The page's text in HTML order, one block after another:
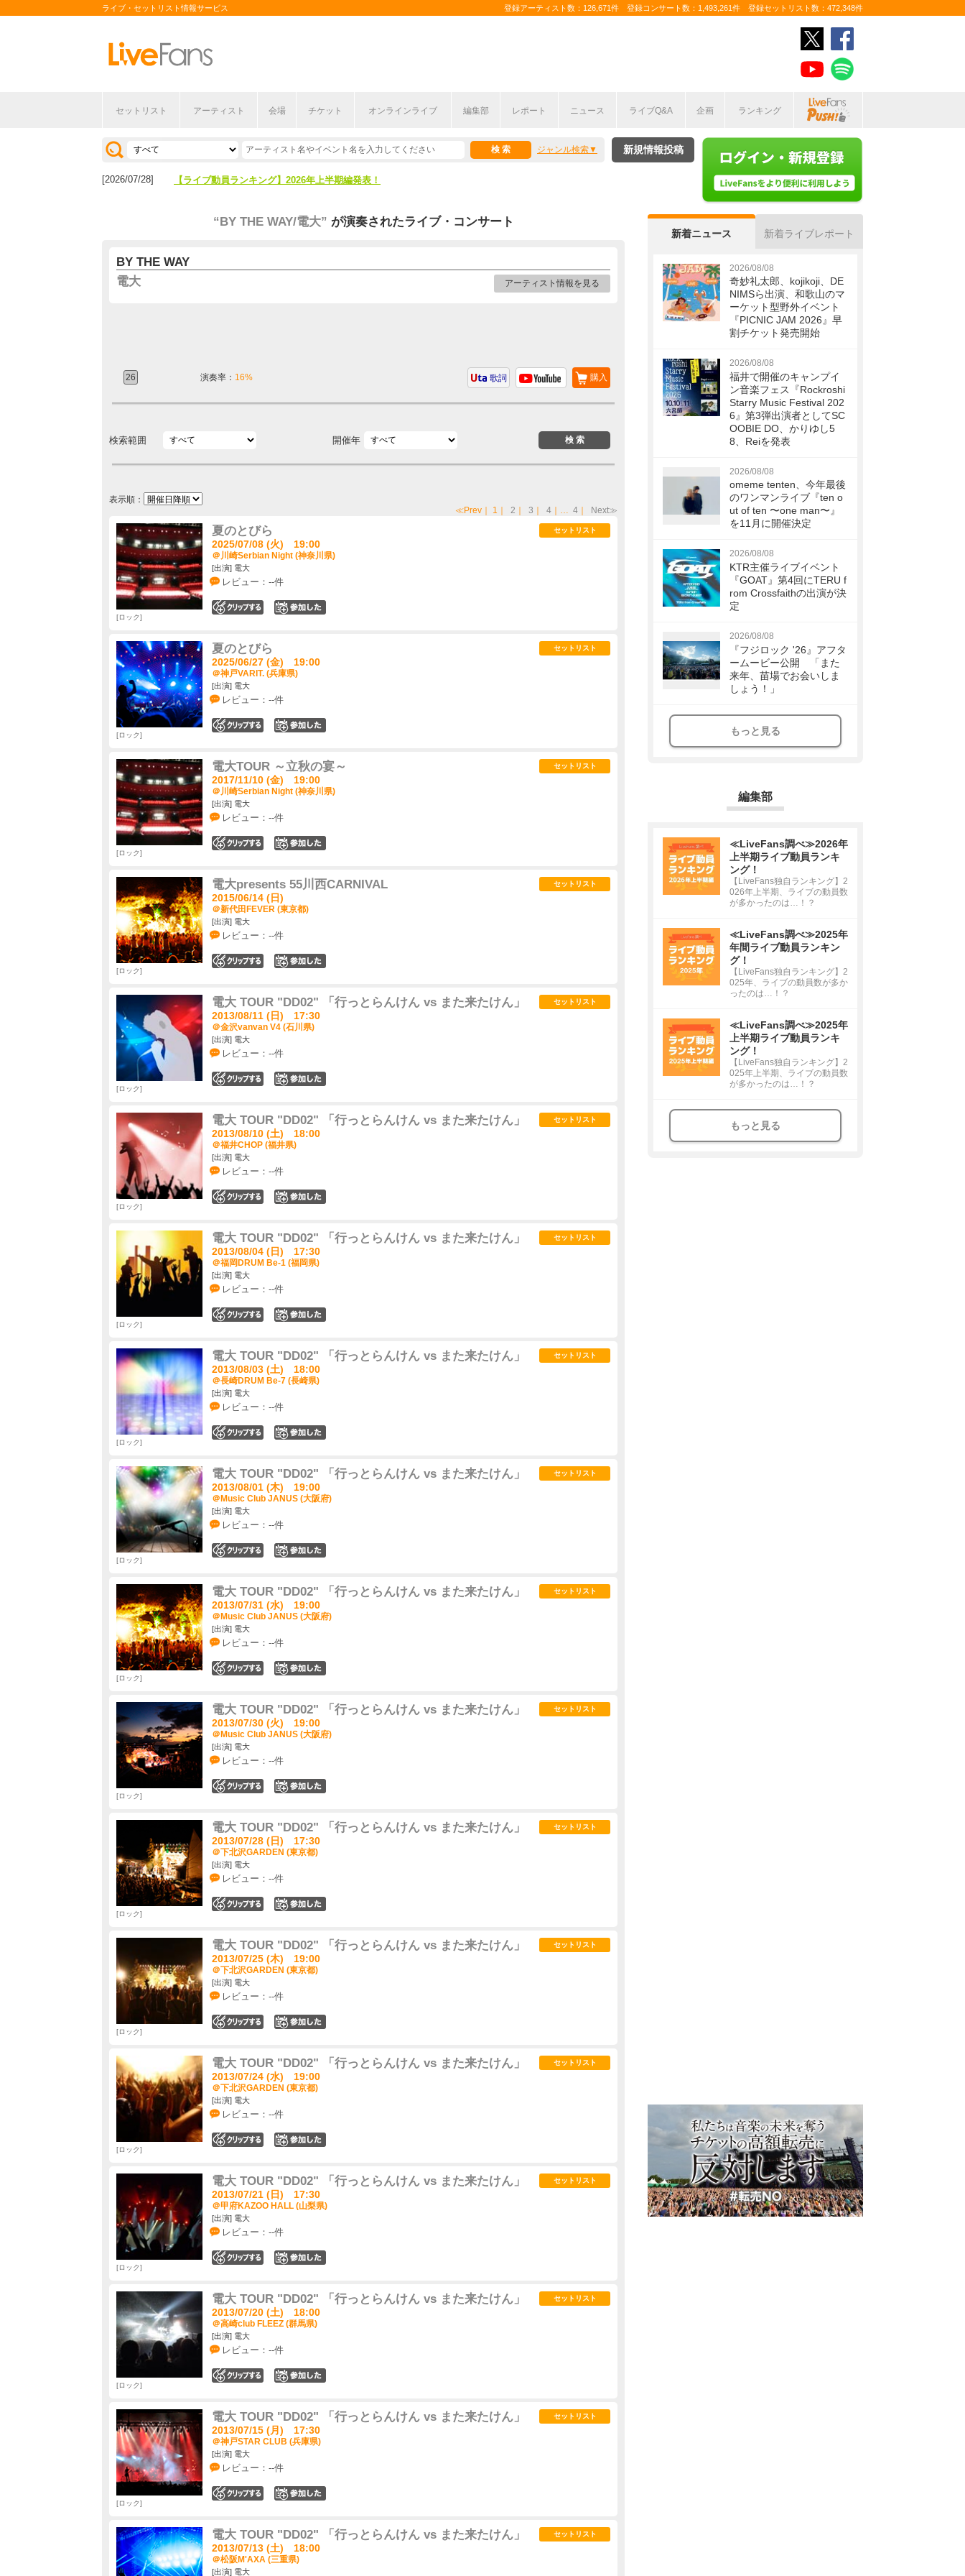
ライブ・セットリスト情報サービス 登録アーティスト数：126,671件 登録コンサート数：1,493,261件 登録セットリスト数：472,348件
セットリスト アーティスト 会場 チケット オンラインライブ 編集部 レポート ニュース ライブQ&A 企画 ランキング
ジャンル検索
[2026/04/27] 【フェス特集2026】フェス情報はここから！
[2026/07/28] 【ライブ動員ランキング】2026年上半期編発表！
新規情報投稿
“BY THE WAY/電大” が演奏されたライブ・コンサート
BY THE WAY
電大
アーティスト情報を見る
26 演奏率： 16% 購入
歌詞
検索範囲 開催年
表示順：
≪Prev ｜ 1 ｜ 2 ｜ 3 ｜ 4 ｜… 4 ｜ Next≫
夏のとびら
2025/07/08 (火) 19:00
＠川崎Serbian Night (神奈川県)
[出演] 電大
レビュー：--件
セットリスト
ロック
夏のとびら
2025/06/27 (金) 19:00
＠神戸VARIT. (兵庫県)
[出演] 電大
レビュー：--件
セットリスト
ロック
電大TOUR ～立秋の宴～
2017/11/10 (金) 19:00
＠川崎Serbian Night (神奈川県)
[出演] 電大
レビュー：--件
セットリスト
ロック
電大presents 55川西CARNIVAL
2015/06/14 (日)
＠新代田FEVER (東京都)
[出演] 電大
レビュー：--件
セットリスト
ロック
電大 TOUR "DD02" 「行っとらんけん vs また来たけん」
2013/08/11 (日) 17:30
＠金沢vanvan V4 (石川県)
[出演] 電大
レビュー：--件
セットリスト
ロック
電大 TOUR "DD02" 「行っとらんけん vs また来たけん」
2013/08/10 (土) 18:00
＠福井CHOP (福井県)
[出演] 電大
レビュー：--件
セットリスト
ロック
電大 TOUR "DD02" 「行っとらんけん vs また来たけん」
2013/08/04 (日) 17:30
＠福岡DRUM Be-1 (福岡県)
[出演] 電大
レビュー：--件
セットリスト
ロック
電大 TOUR "DD02" 「行っとらんけん vs また来たけん」
2013/08/03 (土) 18:00
＠長崎DRUM Be-7 (長崎県)
[出演] 電大
レビュー：--件
セットリスト
ロック
電大 TOUR "DD02" 「行っとらんけん vs また来たけん」
2013/08/01 (木) 19:00
＠Music Club JANUS (大阪府)
[出演] 電大
レビュー：--件
セットリスト
ロック
電大 TOUR "DD02" 「行っとらんけん vs また来たけん」
2013/07/31 (水) 19:00
＠Music Club JANUS (大阪府)
[出演] 電大
レビュー：--件
セットリスト
ロック
電大 TOUR "DD02" 「行っとらんけん vs また来たけん」
2013/07/30 (火) 19:00
＠Music Club JANUS (大阪府)
[出演] 電大
レビュー：--件
セットリスト
ロック
電大 TOUR "DD02" 「行っとらんけん vs また来たけん」
2013/07/28 (日) 17:30
＠下北沢GARDEN (東京都)
[出演] 電大
レビュー：--件
セットリスト
ロック
電大 TOUR "DD02" 「行っとらんけん vs また来たけん」
2013/07/25 (木) 19:00
＠下北沢GARDEN (東京都)
[出演] 電大
レビュー：--件
セットリスト
ロック
電大 TOUR "DD02" 「行っとらんけん vs また来たけん」
2013/07/24 (水) 19:00
＠下北沢GARDEN (東京都)
[出演] 電大
レビュー：--件
セットリスト
ロック
電大 TOUR "DD02" 「行っとらんけん vs また来たけん」
2013/07/21 (日) 17:30
＠甲府KAZOO HALL (山梨県)
[出演] 電大
レビュー：--件
セットリスト
ロック
電大 TOUR "DD02" 「行っとらんけん vs また来たけん」
2013/07/20 (土) 18:00
＠高崎club FLEEZ (群馬県)
[出演] 電大
レビュー：--件
セットリスト
ロック
電大 TOUR "DD02" 「行っとらんけん vs また来たけん」
2013/07/15 (月) 17:30
＠神戸STAR CLUB (兵庫県)
[出演] 電大
レビュー：--件
セットリスト
ロック
電大 TOUR "DD02" 「行っとらんけん vs また来たけん」
2013/07/13 (土) 18:00
＠松阪M'AXA (三重県)
[出演] 電大
セットリスト
新着ニュース 新着ライブレポート
2026/08/08
奇妙礼太郎、kojikoji、DE
NIMSら出演、和歌山のマ
ーケット型野外イベント
『PICNIC JAM 2026』早
割チケット発売開始
2026/08/08
福井で開催のキャンプイ
ン音楽フェス『Rockroshi
Starry Music Festival 202
6』第3弾出演者としてSC
OOBIE DO、かりゆし5
8、Reiを発表
2026/08/08
omeme tenten、今年最後
のワンマンライブ『ten o
ut of ten 〜one man〜』
を11月に開催決定
2026/08/08
KTR主催ライブイベント
『GOAT』第4回にTERU f
rom Crossfaithの出演が決
定
2026/08/08
『フジロック '26』アフタ
ームービー公開 「また
来年、苗場でお会いしま
しょう！」
もっと見る
編集部
≪LiveFans調べ≫2026年
上半期ライブ動員ランキ
ング！
【LiveFans独自ランキング】2
026年上半期、ライブの動員数
が多かったのは…！？
≪LiveFans調べ≫2025年
年間ライブ動員ランキン
グ！
【LiveFans独自ランキング】2
025年、ライブの動員数が多か
ったのは…！？
≪LiveFans調べ≫2025年
上半期ライブ動員ランキ
ング！
【LiveFans独自ランキング】2
025年上半期、ライブの動員数
が多かったのは…！？
もっと見る